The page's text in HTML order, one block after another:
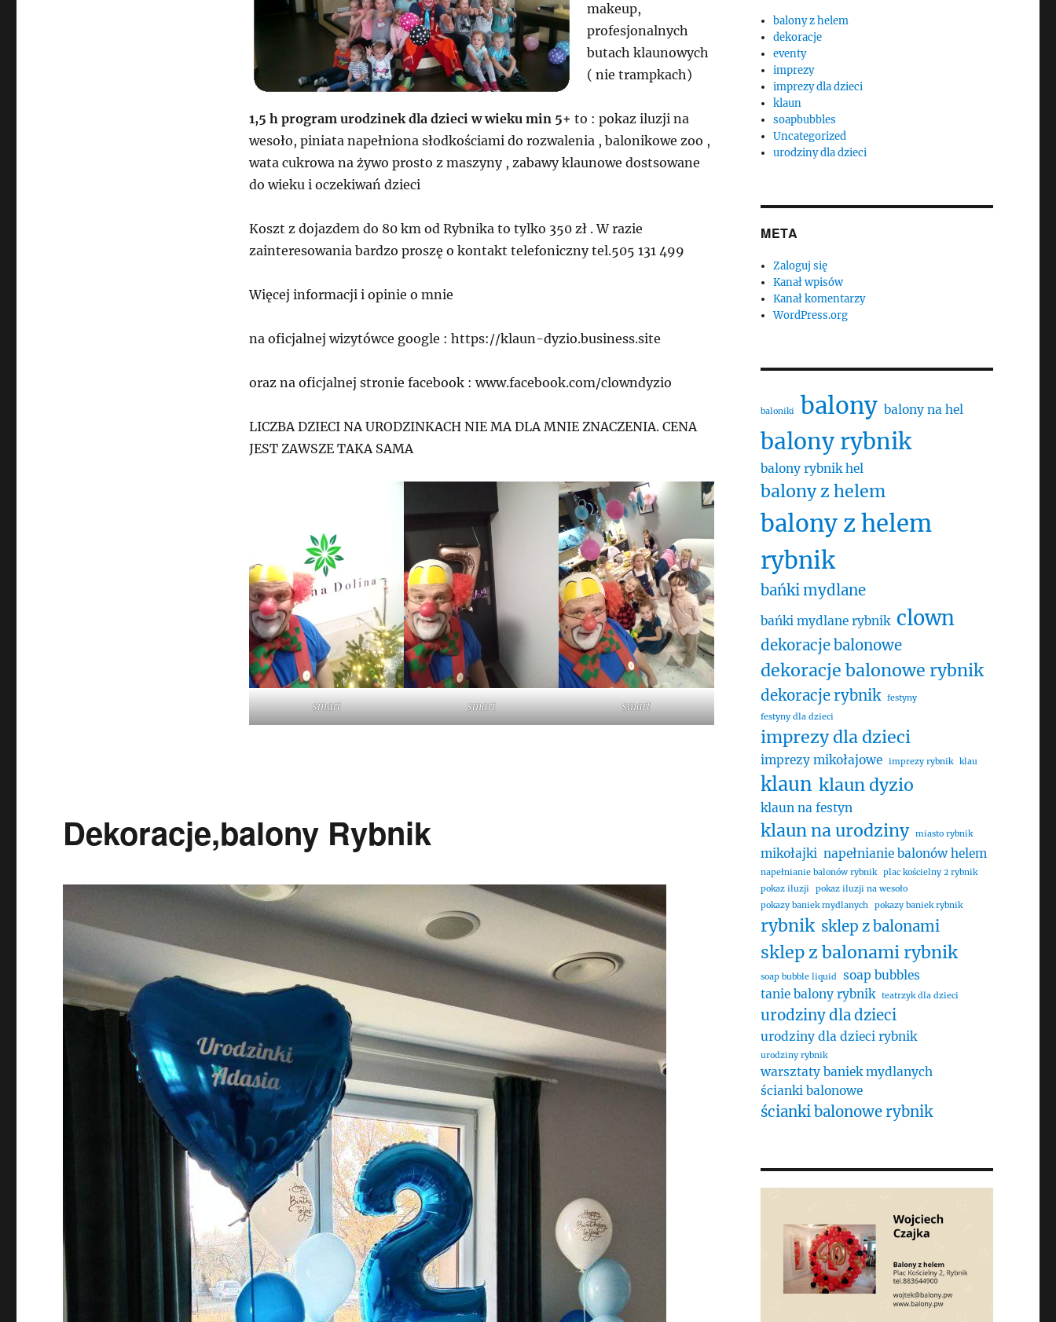
makeup,
profesjonalnych
butach klaunowych
( nie trampkach)
1,5 h program urodzinek dla dzieci w wieku min 5+ to : pokaz iluzji na
wesoło, piniata napełniona słodkościami do rozwalenia , balonikowe zoo ,
wata cukrowa na żywo prosto z maszyny , zabawy klaunowe dostsowane
do wieku i oczekiwań dzieci
Koszt z dojazdem do 80 km od Rybnika to tylko 350 zł . W razie
zainteresowania bardzo proszę o kontakt telefoniczny tel.505 131 499
Więcej informacji i opinie o mnie
na oficjalnej wizytówce google : https://klaun-dyzio.business.site
oraz na oficjalnej stronie facebook : www.facebook.com/clowndyzio
LICZBA DZIECI NA URODZINKACH NIE MA DLA MNIE ZNACZENIA. CENA
JEST ZAWSZE TAKA SAMA
smart smart smart
Dekoracje,balony Rybnik
balony z helem
dekoracje
eventy
imprezy
imprezy dla dzieci
klaun
soapbubbles
Uncategorized
urodziny dla dzieci
META
Zaloguj się
Kanał wpisów
Kanał komentarzy
WordPress.org
baloniki balony balony na hel
balony rybnik
balony rybnik hel
balony z helem
balony z helem
rybnik
bańki mydlane
bańki mydlane rybnik clown
dekoracje balonowe
dekoracje balonowe rybnik
dekoracje rybnik
festyny
festyny dla dzieci
imprezy dla dzieci
imprezy mikołajowe imprezy rybnik klau
klaun klaun dyzio
klaun na festyn
klaun na urodziny miasto rybnik
mikołajki napełnianie balonów helem
napełnianie balonów rybnik
plac kościelny 2 rybnik
pokaz iluzji
pokaz iluzji na wesoło
pokazy baniek mydlanych
pokazy baniek rybnik
rybnik sklep z balonami
sklep z balonami rybnik
soap bubble liquid
soap bubbles
tanie balony rybnik
teatrzyk dla dzieci
urodziny dla dzieci
urodziny dla dzieci rybnik
urodziny rybnik
warsztaty baniek mydlanych
ścianki balonowe
ścianki balonowe rybnik